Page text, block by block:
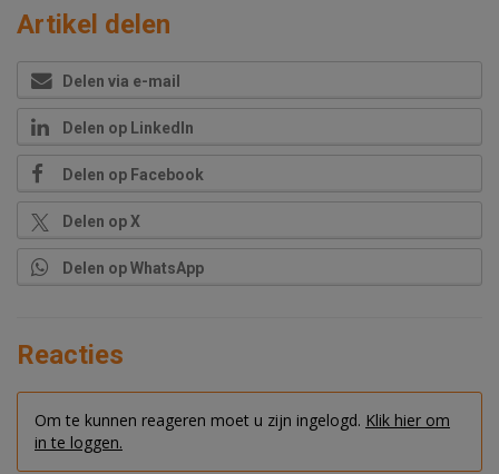
Artikel delen
Delen via e-mail
Delen op LinkedIn
Delen op Facebook
Delen op X
Delen op WhatsApp
Reacties
Om te kunnen reageren moet u zijn ingelogd. Klik hier om
in te loggen.